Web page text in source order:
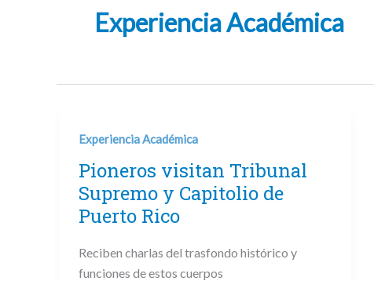
Experiencia Académica
Experiencia Académica
Pioneros visitan Tribunal
Supremo y Capitolio de
Puerto Rico
Reciben charlas del trasfondo histórico y
funciones de estos cuerpos